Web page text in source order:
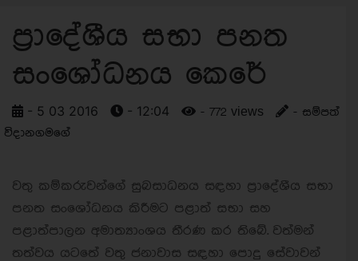
ප්‍රාදේශීය සභා පනත
සංශෝධනය කෙරේ
- 5 03 2016 - 12:04 - 772 views
- සම්පත්
විදානගමගේ
වතු කම්කරුවන්ගේ සුබසාධනය සඳහා ප්‍රාදේශීය සභා
පනත සංශෝධනය කිරීමට පළාත් සභා සහ
පළාත්පාලන අමාත්‍යාංශය තීරණ කර තිබේ. වත්මන්
තත්වය යටතේ වතු ජනාවාස සඳහා පොදු සේවාවන්